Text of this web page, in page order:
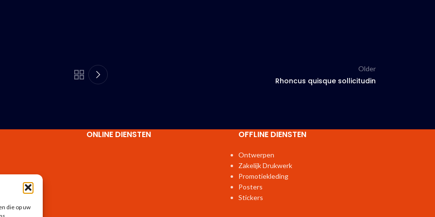
die op uw
Older
Rhoncus quisque sollicitudin
ONLINE DIENSTEN OFFLINE DIENSTEN
Ontwerpen
Zakelijk Drukwerk
Promotiekleding
Posters
Stickers